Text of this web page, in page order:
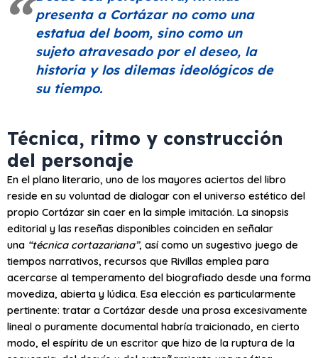
presenta a Cortázar no como una
estatua del boom, sino como un
sujeto atravesado por el deseo, la
historia y los dilemas ideológicos de
su tiempo.
Técnica, ritmo y construcción
del personaje
En el plano literario, uno de los mayores aciertos del libro
reside en su voluntad de dialogar con el universo estético del
propio Cortázar sin caer en la simple imitación. La sinopsis
editorial y las reseñas disponibles coinciden en señalar
una “técnica cortazariana”, así como un sugestivo juego de
tiempos narrativos, recursos que Rivillas emplea para
acercarse al temperamento del biografiado desde una forma
movediza, abierta y lúdica. Esa elección es particularmente
pertinente: tratar a Cortázar desde una prosa excesivamente
lineal o puramente documental habría traicionado, en cierto
modo, el espíritu de un escritor que hizo de la ruptura de la